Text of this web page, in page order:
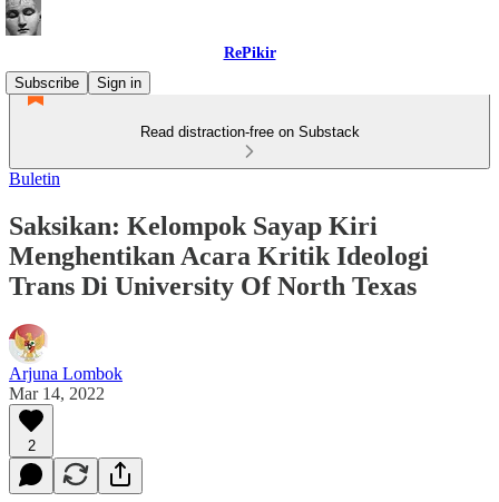
RePikir
Subscribe
Sign in
Read distraction-free on Substack
Buletin
Saksikan: Kelompok Sayap Kiri
Menghentikan Acara Kritik Ideologi
Trans Di University Of North Texas
Arjuna Lombok
Mar 14, 2022
2